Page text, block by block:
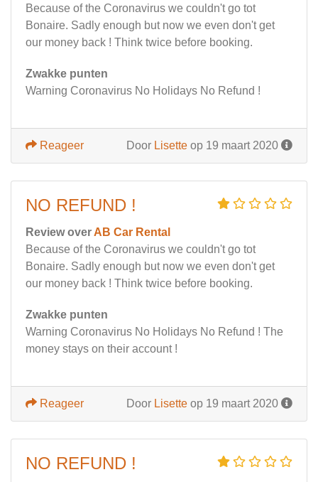
Because of the Coronavirus we couldn't go tot
Bonaire. Sadly enough but now we even don't get
our money back ! Think twice before booking.
Zwakke punten
Warning Coronavirus No Holidays No Refund !
Door Lisette op 19 maart 2020
Reageer
NO REFUND !
Review over AB Car Rental
Because of the Coronavirus we couldn't go tot
Bonaire. Sadly enough but now we even don't get
our money back ! Think twice before booking.
Zwakke punten
Warning Coronavirus No Holidays No Refund ! The
money stays on their account !
Door Lisette op 19 maart 2020
Reageer
NO REFUND !